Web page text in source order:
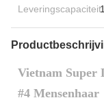
Leveringscapaciteit:
Vietnam Super
#4 Mensenhaar